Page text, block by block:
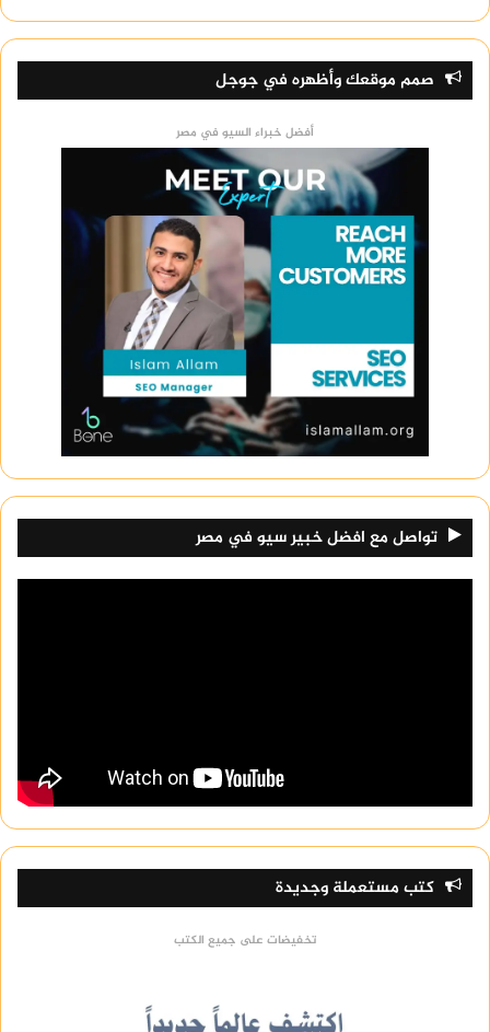
صمم موقعك وأظهره في جوجل
أفضل خبراء السيو في مصر
تواصل مع افضل خبير سيو في مصر
كتب مستعملة وجديدة
تخفيضات على جميع الكتب